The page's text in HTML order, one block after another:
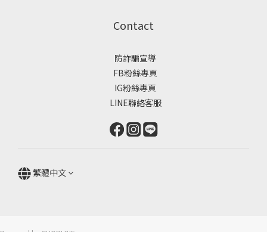
Contact
防詐騙宣導
FB粉絲專頁
IG粉絲專頁
LINE聯絡客服
繁體中文